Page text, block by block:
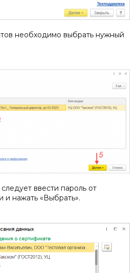
необходимо выбрать нужный
ввести пароль от
и нажать «Выбрать».